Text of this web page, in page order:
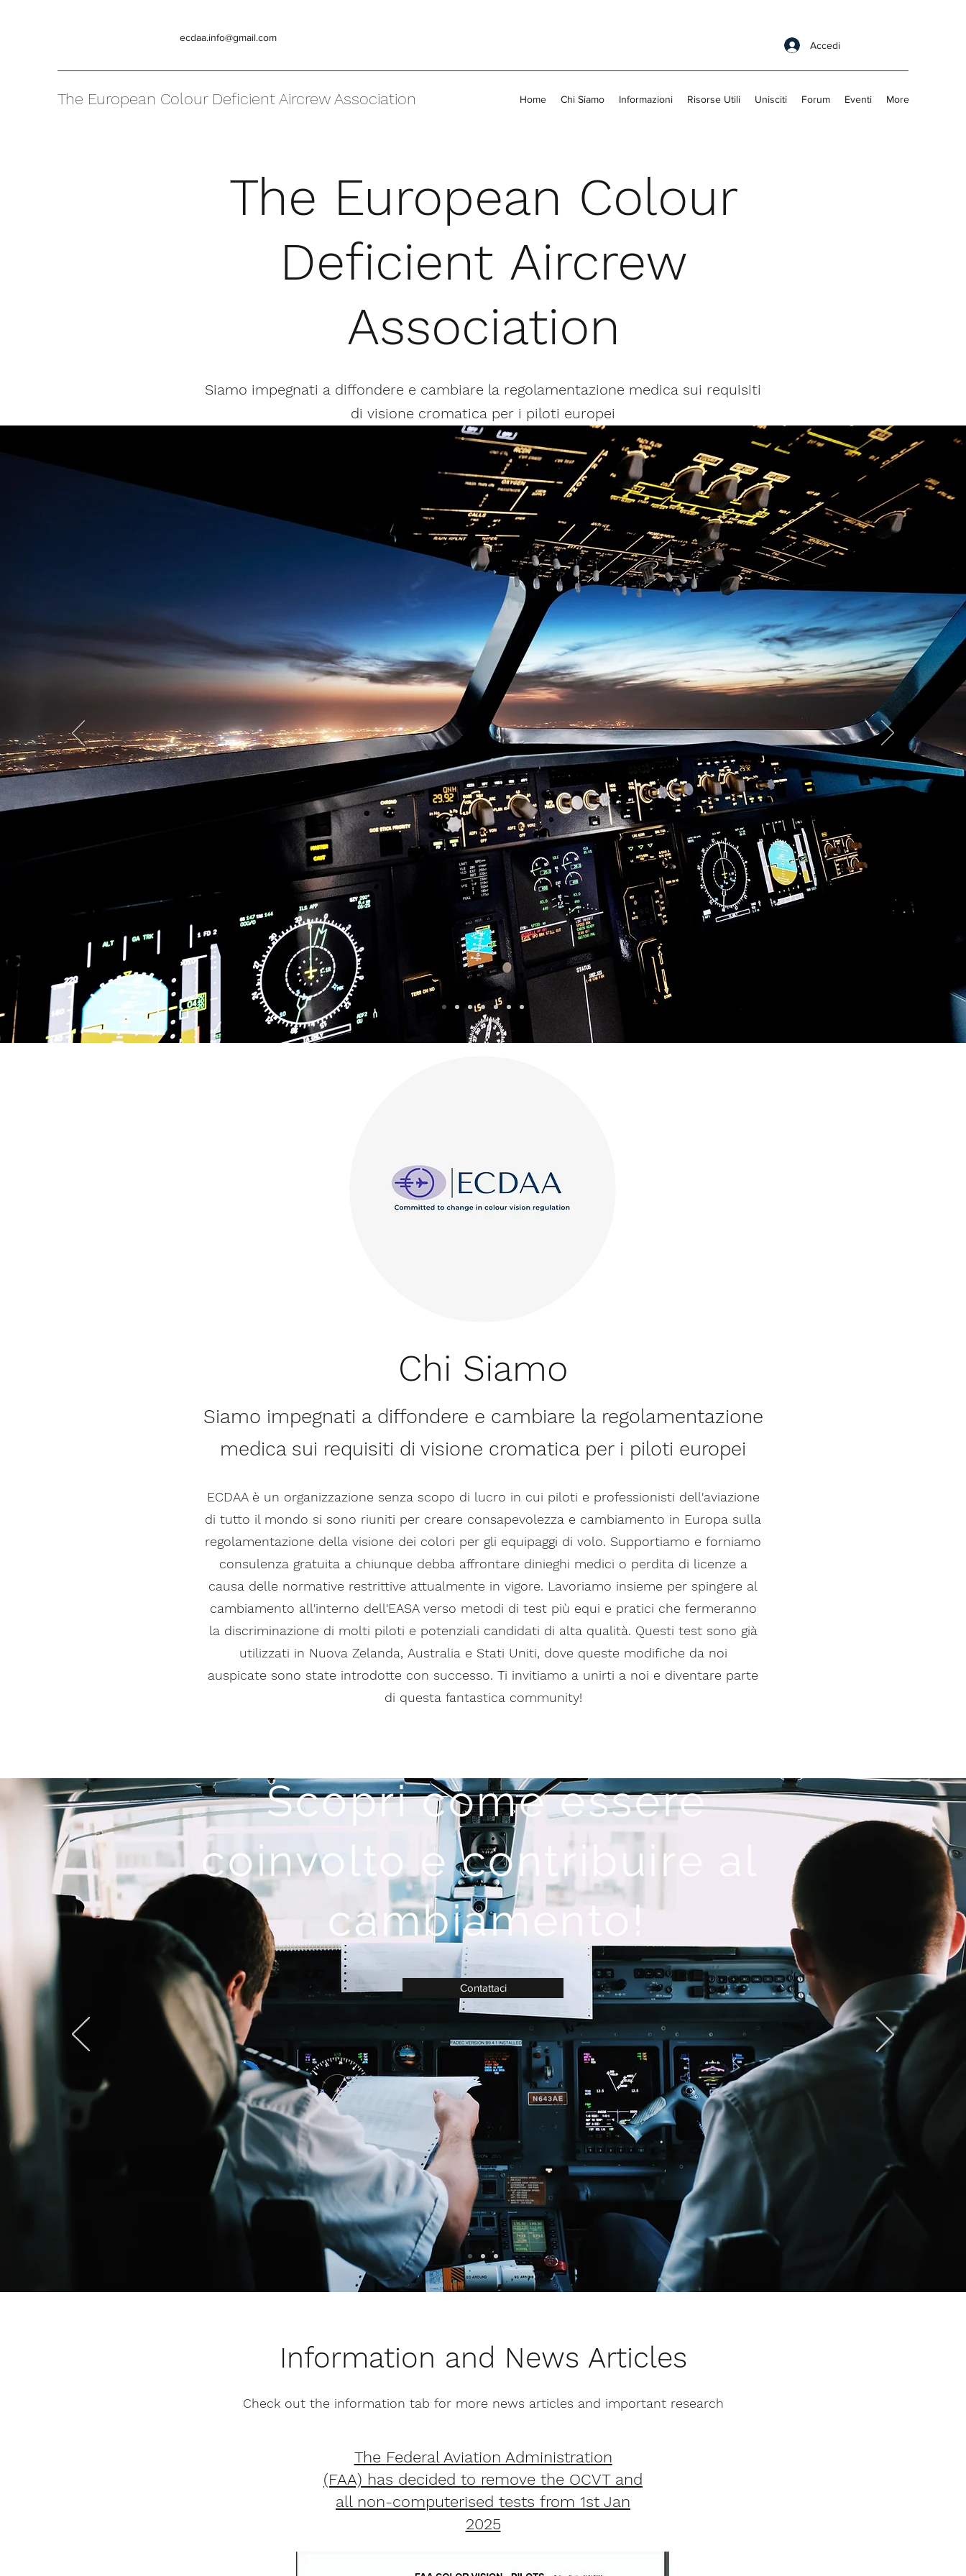
ecdaa.info@gmail.com
Accedi
The European Colour Deficient Aircrew Association Home Chi Siamo Informazioni Risorse Utili Unisciti Forum Eventi More
The European Colour
Deficient Aircrew
Association
Siamo impegnati a diffondere e cambiare la regolamentazione medica sui requisiti
di visione cromatica per i piloti europei
Chi Siamo
Siamo impegnati a diffondere e cambiare la regolamentazione
medica sui requisiti di visione cromatica per i piloti europei
ECDAA è un organizzazione senza scopo di lucro in cui piloti e professionisti dell'aviazione
di tutto il mondo si sono riuniti per creare consapevolezza e cambiamento in Europa sulla
regolamentazione della visione dei colori per gli equipaggi di volo. Supportiamo e forniamo
consulenza gratuita a chiunque debba affrontare dinieghi medici o perdita di licenze a
causa delle normative restrittive attualmente in vigore. Lavoriamo insieme per spingere al
cambiamento all'interno dell'EASA verso metodi di test più equi e pratici che fermeranno
la discriminazione di molti piloti e potenziali candidati di alta qualità. Questi test sono già
utilizzati in Nuova Zelanda, Australia e Stati Uniti, dove queste modifiche da noi
auspicate sono state introdotte con successo. Ti invitiamo a unirti a noi e diventare parte
di questa fantastica community!
Scopri come essere
coinvolto e contribuire al
cambiamento!
Contattaci
Information and News Articles
Check out the information tab for more news articles and important research
The Federal Aviation Administration
(FAA) has decided to remove the OCVT and
all non-computerised tests from 1st Jan
2025